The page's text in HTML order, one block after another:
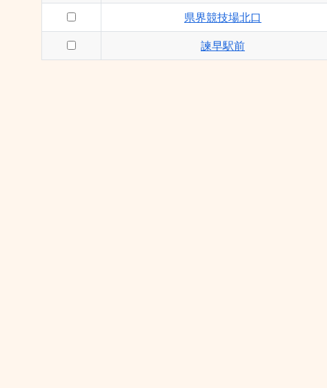
県界競技場北口
諫早駅前